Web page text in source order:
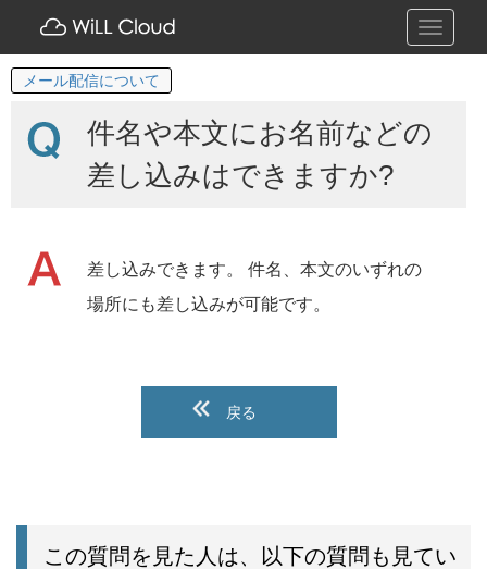
Toggle
メール配信について
件名や本文にお名前などの
差し込みはできますか?
差し込みできます。 件名、本文のいずれの
場所にも差し込みが可能です。
戻る
この質問を見た人は、以下の質問も見てい